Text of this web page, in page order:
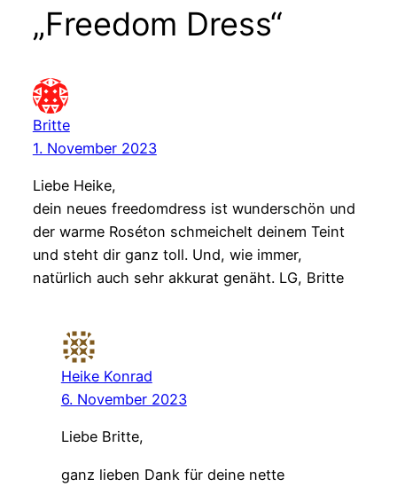
„Freedom Dress“
Britte
1. November 2023
Liebe Heike,
dein neues freedomdress ist wunderschön und
der warme Roséton schmeichelt deinem Teint
und steht dir ganz toll. Und, wie immer,
natürlich auch sehr akkurat genäht. LG, Britte
Heike Konrad
6. November 2023
Liebe Britte,
ganz lieben Dank für deine nette